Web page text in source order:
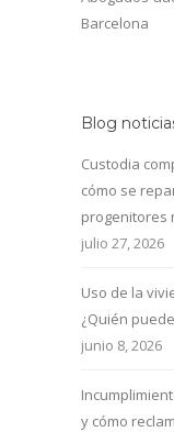
Barcelona
Blog
Custodia
cómo se
progenitores
julio 27, 2026
Uso de la
¿Quién
junio 8, 2026
y cómo